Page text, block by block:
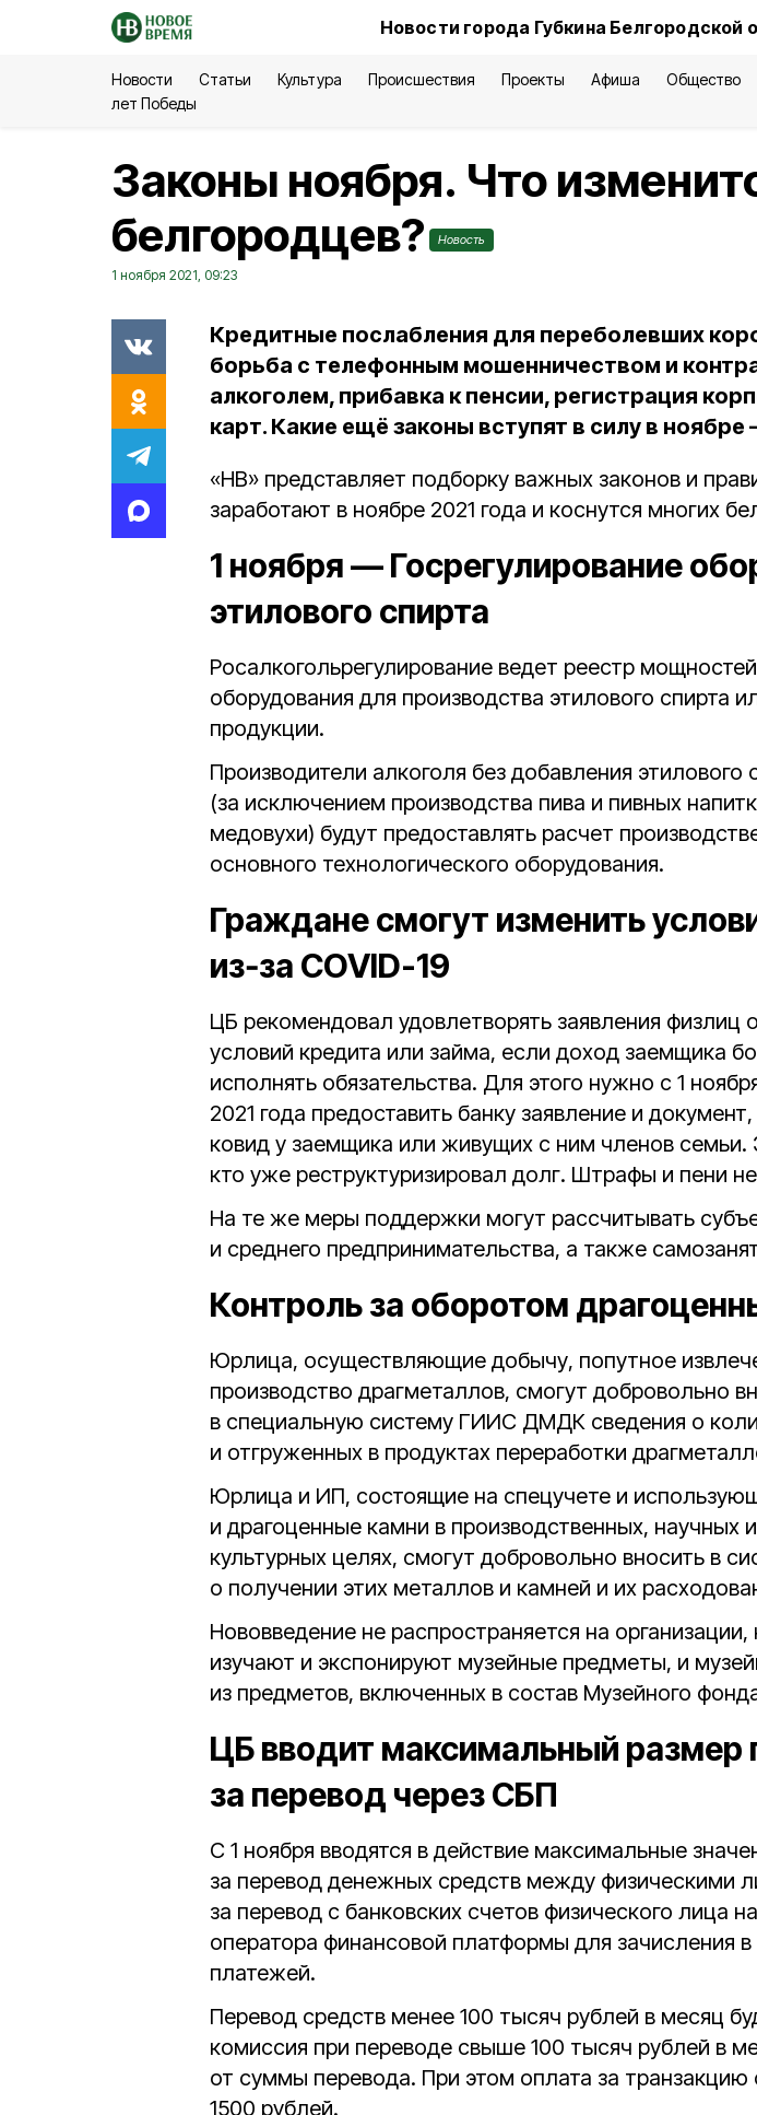
Новости города Губкина Белгородской
Новости Статьи Культура Происшествия Проекты Афиша Общество
лет Победы
Законы ноября. Что
белгородцев?
Новость
1 ноября 2021, 09:23
Кредитные послабления для переболевших
борьба с телефонным мошенничеством и
алкоголем, прибавка к пенсии, регистрация
карт. Какие ещё законы вступят в силу в
«НВ» представляет подборку важных законов и
заработают в ноябре 2021 года и коснутся многих
1 ноября — Госрегулирование
этилового спирта
Росалкогольрегулирование ведет реестр
оборудования для производства этилового спирта
продукции.
Производители алкоголя без добавления этилового
(за исключением производства пива и пивных
медовухи) будут предоставлять расчет
основного технологического оборудования.
Граждане смогут изменить
из‑за COVID-19
ЦБ рекомендовал удовлетворять заявления физлиц
условий кредита или займа, если доход заемщика
исполнять обязательства. Для этого нужно с 1
2021 года предоставить банку заявление и
ковид у заемщика или живущих с ним членов семьи.
кто уже реструктуризировал долг. Штрафы и пени
На те же меры поддержки могут рассчитывать
и среднего предпринимательства, а также
Контроль за оборотом
Юрлица, осуществляющие добычу, попутное
производство драгметаллов, смогут добровольно
в специальную систему ГИИС ДМДК сведения о
и отгруженных в продуктах переработки
Юрлица и ИП, состоящие на спецучете и
и драгоценные камни в производственных, научных
культурных целях, смогут добровольно вносить в
о получении этих металлов и камней и их
Нововведение не распространяется на организации,
изучают и экспонируют музейные предметы, и
из предметов, включенных в состав Музейного
ЦБ вводит максимальный размер
за перевод через СБП
С 1 ноября вводятся в действие максимальные
за перевод денежных средств между физическими
за перевод с банковских счетов физического лица
оператора финансовой платформы для зачисления
платежей.
Перевод средств менее 100 тысяч рублей в месяц
комиссия при переводе свыше 100 тысяч рублей в
от суммы перевода. При этом оплата за транзакцию
1500 рублей.